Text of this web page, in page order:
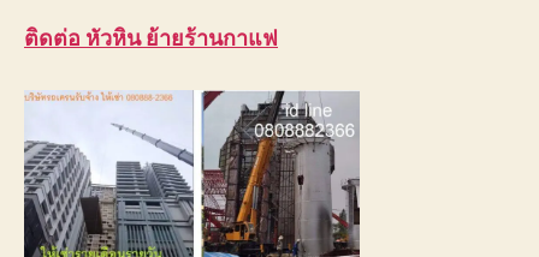
ติดต่อ หัวหิน ย้ายร้านกาแฟ